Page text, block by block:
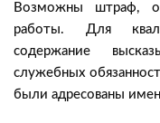
Возможны штраф,
работы. Для
содержание
служебных
были адресованы